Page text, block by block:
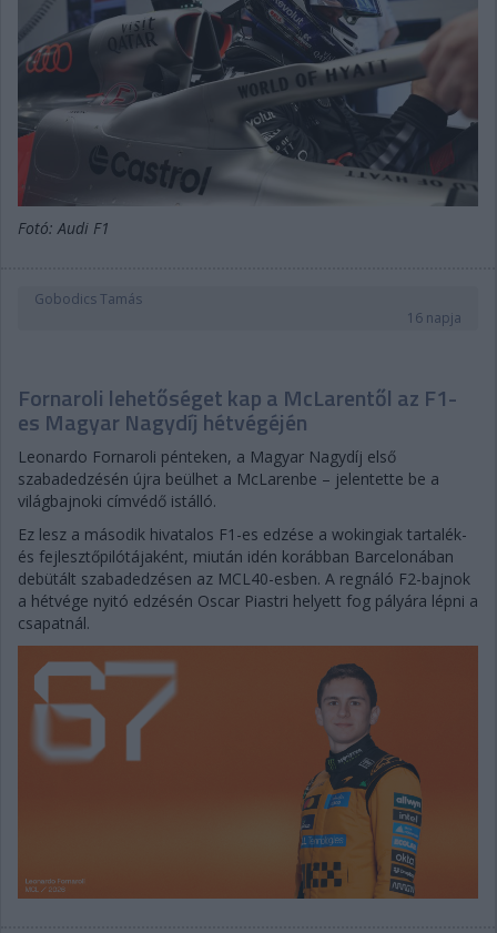
Fotó: Audi F1
Gobodics Tamás
16 napja
Fornaroli lehetőséget kap a McLarentől az F1-
es Magyar Nagydíj hétvégéjén
Leonardo Fornaroli pénteken, a Magyar Nagydíj első
szabadedzésén újra beülhet a McLarenbe – jelentette be a
világbajnoki címvédő istálló.
Ez lesz a második hivatalos F1-es edzése a wokingiak tartalék-
és fejlesztőpilótájaként, miután idén korábban Barcelonában
debütált szabadedzésen az MCL40-esben. A regnáló F2-bajnok
a hétvége nyitó edzésén Oscar Piastri helyett fog pályára lépni a
csapatnál.